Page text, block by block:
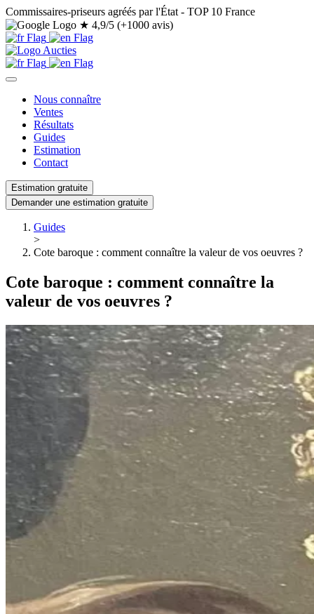
Commissaires-priseurs agréés par l'État - TOP 10 France
★ 4,9/5 (+1000 avis)
Nous connaître
Ventes
Résultats
Guides
Estimation
Contact
Estimation gratuite
Demander une estimation gratuite
Guides
>
Cote baroque : comment connaître la valeur de vos oeuvres ?
Cote baroque : comment connaître la
valeur de vos oeuvres ?